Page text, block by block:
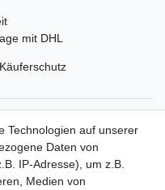
mit DHL
Technologien auf unserer
Daten von
IP-Adresse), um z.B.
Medien von